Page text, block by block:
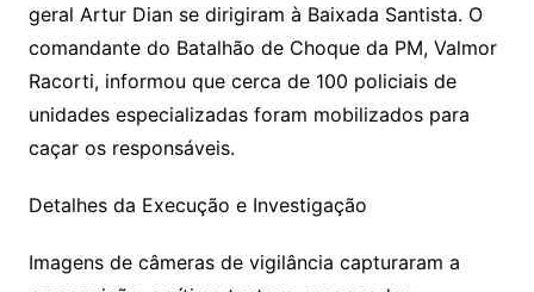
geral Artur Dian se dirigiram à Baixada Santista. O
comandante do Batalhão de Choque da PM, Valmor
Racorti, informou que cerca de 100 policiais de
unidades especializadas foram mobilizados para
caçar os responsáveis.
Detalhes da Execução e Investigação
Imagens de câmeras de vigilância capturaram a